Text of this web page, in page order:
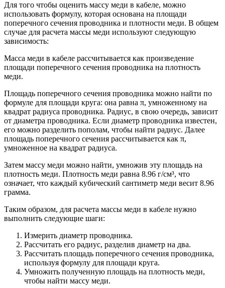
Для того чтобы оценить массу меди в кабеле, можно
использовать формулу, которая основана на площади
поперечного сечения проводника и плотности меди. В общем
случае для расчета массы меди используют следующую
зависимость:
Масса меди в кабеле рассчитывается как произведение
площади поперечного сечения проводника на плотность
меди.
Площадь поперечного сечения проводника можно найти по
формуле для площади круга: она равна π, умноженному на
квадрат радиуса проводника. Радиус, в свою очередь, зависит
от диаметра проводника. Если диаметр проводника известен,
его можно разделить пополам, чтобы найти радиус. Далее
площадь поперечного сечения рассчитывается как π,
умноженное на квадрат радиуса.
Затем массу меди можно найти, умножив эту площадь на
плотность меди. Плотность меди равна 8.96 г/см³, что
означает, что каждый кубический сантиметр меди весит 8.96
грамма.
Таким образом, для расчета массы меди в кабеле нужно
выполнить следующие шаги:
Измерить диаметр проводника.
Рассчитать его радиус, разделив диаметр на два.
Рассчитать площадь поперечного сечения проводника,
используя формулу для площади круга.
Умножить полученную площадь на плотность меди,
чтобы найти массу меди.